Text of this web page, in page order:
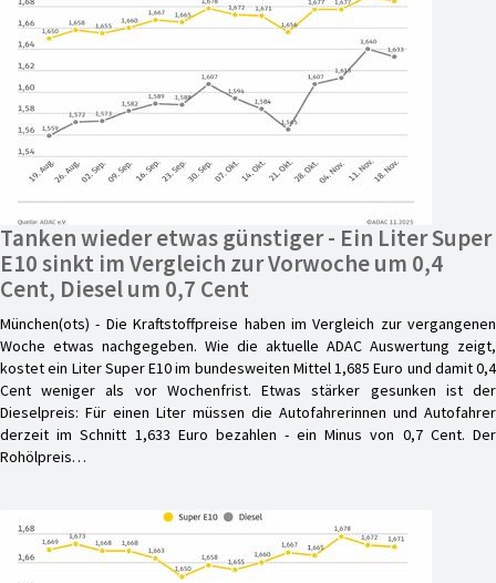
Tanken wieder etwas günstiger - Ein Liter Super
E10 sinkt im Vergleich zur Vorwoche um 0,4
Cent, Diesel um 0,7 Cent
München(ots) - Die Kraftstoffpreise haben im Vergleich zur vergangenen
Woche etwas nachgegeben. Wie die aktuelle ADAC Auswertung zeigt,
kostet ein Liter Super E10 im bundesweiten Mittel 1,685 Euro und damit 0,4
Cent weniger als vor Wochenfrist. Etwas stärker gesunken ist der
Dieselpreis: Für einen Liter müssen die Autofahrerinnen und Autofahrer
derzeit im Schnitt 1,633 Euro bezahlen - ein Minus von 0,7 Cent. Der
Rohölpreis…